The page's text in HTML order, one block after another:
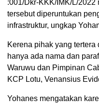
:001/Dkr-KKK/IMK/L/
tersebut diperuntukan
infrastruktur, ungkap
Kerena pihak yang
hanya ada nama dan
Waruwu dan Pimpinan
KCP Lotu, Venansius
Yohanes mengatakan